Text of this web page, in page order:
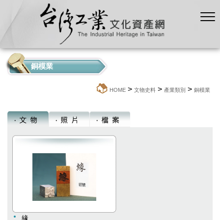
銅模業
HOME > 文物史料 > 產業類別 > 銅模業
緣